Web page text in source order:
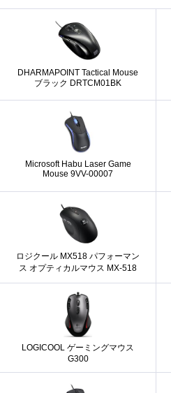
DHARMAPOINT Tactical Mouse
ブラック DRTCM01BK
Microsoft Habu Laser Game
Mouse 9VV-00007
ロジクール MX518 パフォーマン
ス オプティカルマウス MX-518
LOGICOOL ゲーミングマウス
G300